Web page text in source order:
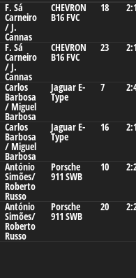
F. Sá
Carneiro
/ J.
Cannas
CHEVRON
B16 FVC
18
F. Sá
Carneiro
/ J.
Cannas
CHEVRON
B16 FVC
23
Carlos
Barbosa
/ Miguel
Barbosa
Jaguar E-
Type
7
Carlos
Barbosa
/ Miguel
Barbosa
Jaguar E-
Type
16
António
Simões/
Roberto
Russo
Porsche
911 SWB
10
António
Simões/
Roberto
Russo
Porsche
911 SWB
20